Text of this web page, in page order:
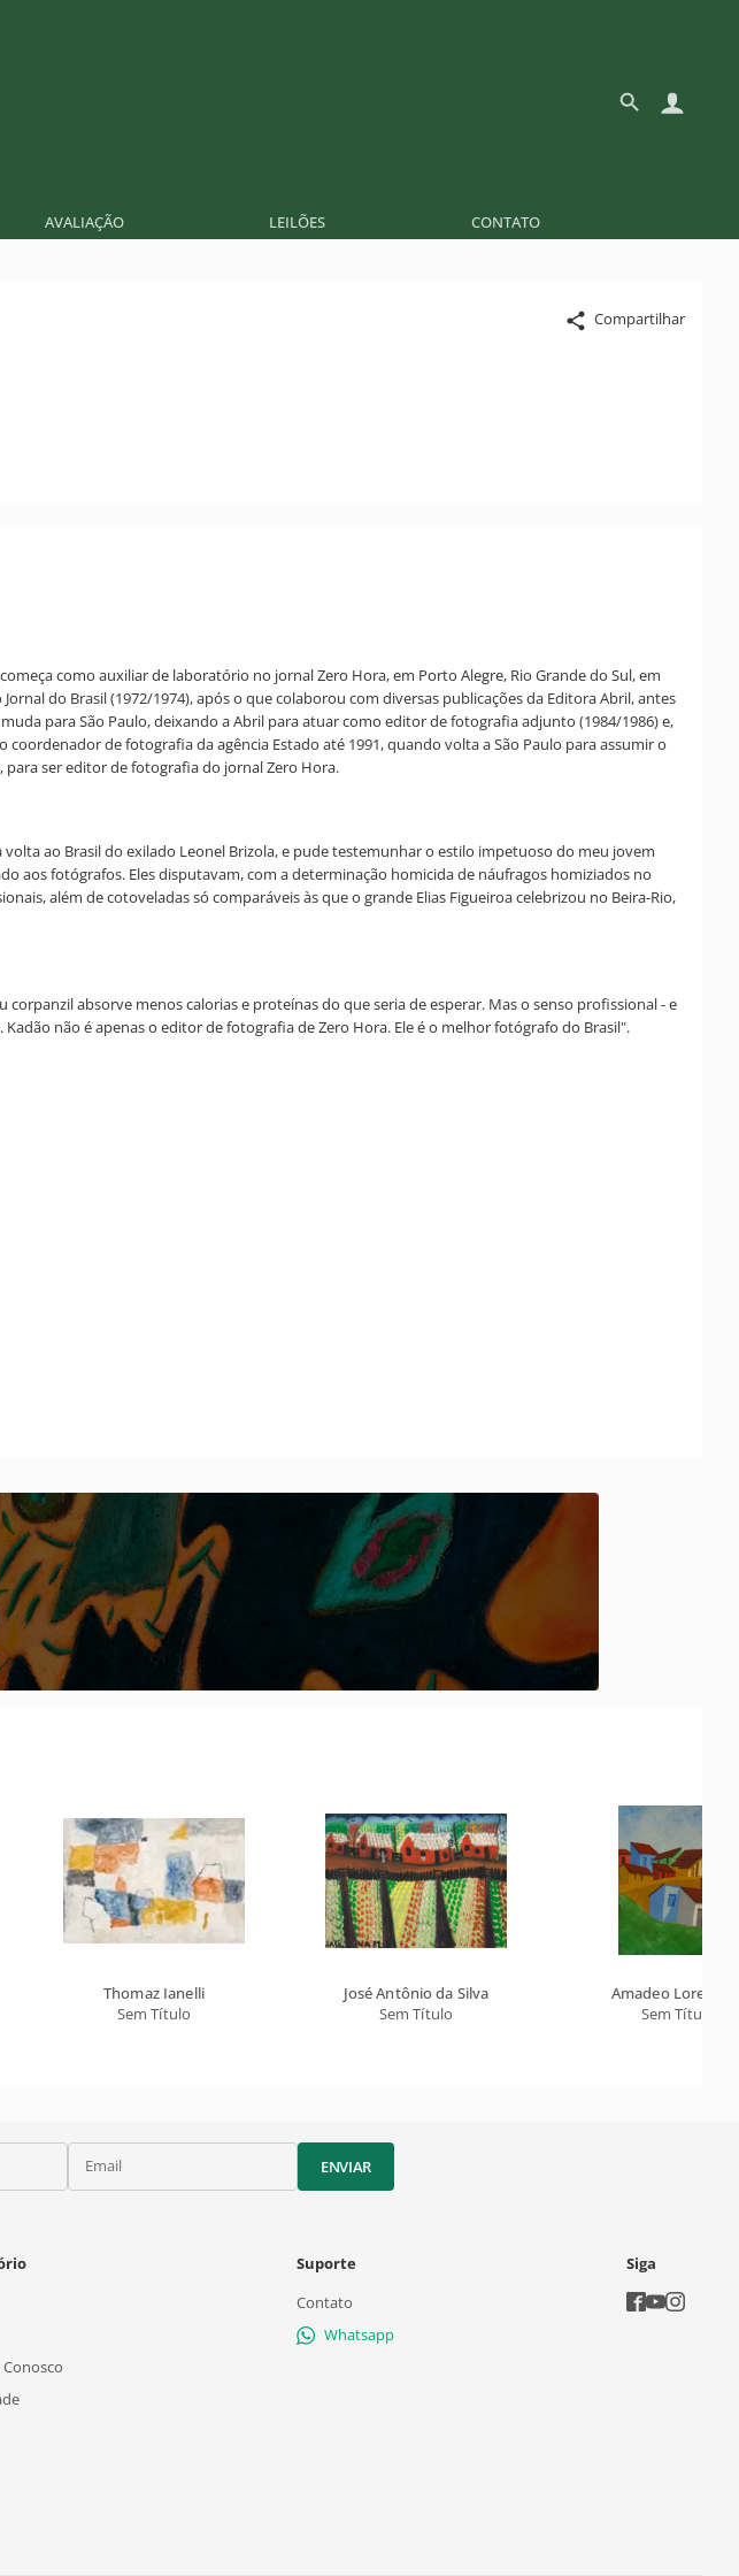
AVALIAÇÃO LEILÕES CONTATO
Compartilhar
como auxiliar de laboratório no jornal Zero Hora, em Porto Alegre, Rio Grande do Sul, em
do Brasil (1972/1974), após o que colaborou com diversas publicações da Editora Abril, antes
para São Paulo, deixando a Abril para atuar como editor de fotografia adjunto (1984/1986) e,
de fotografia da agência Estado até 1991, quando volta a São Paulo para assumir o
ser editor de fotografia do jornal Zero Hora.
ao Brasil do exilado Leonel Brizola, e pude testemunhar o estilo impetuoso do meu jovem
aos fotógrafos. Eles disputavam, com a determinação homicida de náufragos homiziados no
além de cotoveladas só comparáveis às que o grande Elias Figueiroa celebrizou no Beira-Rio,
absorve menos calorias e proteínas do que seria de esperar. Mas o senso profissional - e
não é apenas o editor de fotografia de Zero Hora. Ele é o melhor fotógrafo do Brasil".
Thomaz Ianelli
Sem Título
José Antônio da Silva
Sem Título
Amadeo
Sem Título
Email ENVIAR
Suporte
Contato
Whatsapp
Siga